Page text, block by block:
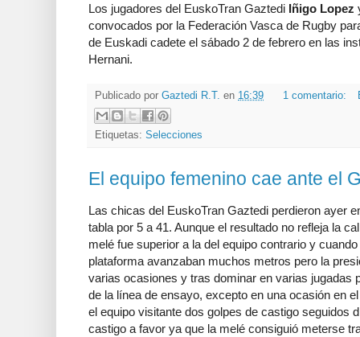
Los jugadores del EuskoTran Gaztedi Iñigo Lopez
convocados por la Federación Vasca de Rugby
de Euskadi cadete el sábado 2 de febrero en las
Hernani.
Publicado por Gaztedi R.T. en 16:39 1 comentario:
Etiquetas: Selecciones
El equipo femenino cae ante el
Las chicas del EuskoTran Gaztedi perdieron ayer
tabla por 5 a 41. Aunque el resultado no refleja la
melé fue superior a la del equipo contrario y
plataforma avanzaban muchos metros pero la
varias ocasiones y tras dominar en varias jugadas
de la línea de ensayo, excepto en una ocasión en
el equipo visitante dos golpes de castigo seguidos
castigo a favor ya que la melé consiguió meterse